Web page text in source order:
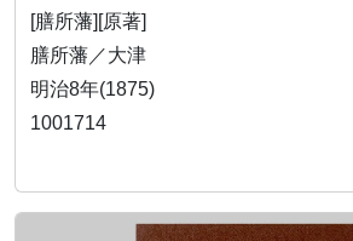
[膳所藩][原著]
膳所藩／大津
明治8年(1875)
1001714